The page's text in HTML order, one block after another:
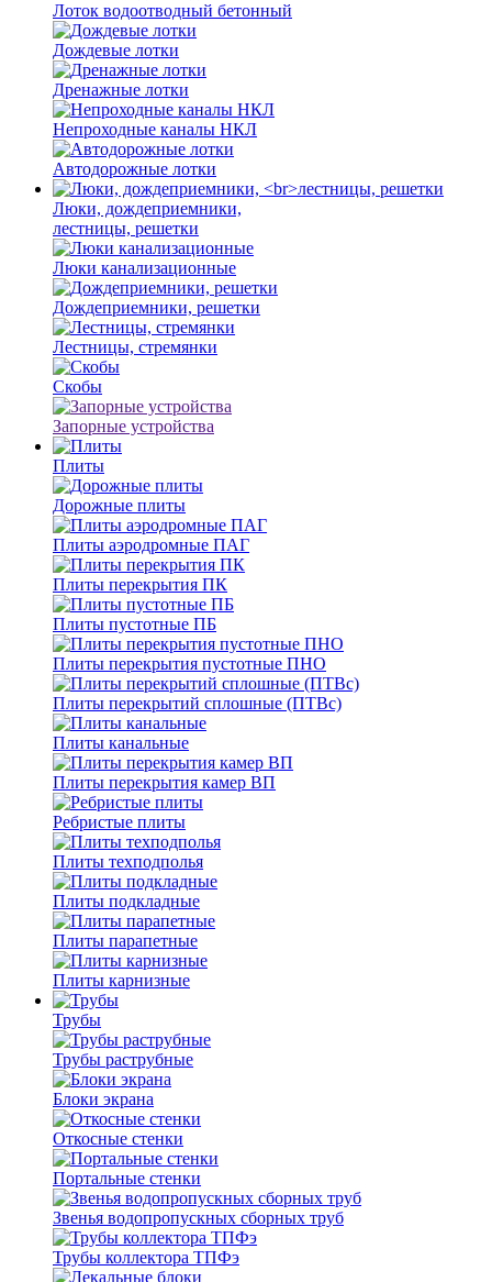
Лоток водоотводный бетонный
Дождевые лотки
Дренажные лотки
Непроходные каналы НКЛ
Автодорожные лотки
Люки, дождеприемники,
лестницы, решетки
Люки канализационные
Дождеприемники, решетки
Лестницы, стремянки
Скобы
Запорные устройства
Плиты
Дорожные плиты
Плиты аэродромные ПАГ
Плиты перекрытия ПК
Плиты пустотные ПБ
Плиты перекрытия пустотные ПНО
Плиты перекрытий сплошные (ПТВс)
Плиты канальные
Плиты перекрытия камер ВП
Ребристые плиты
Плиты техподполья
Плиты подкладные
Плиты парапетные
Плиты карнизные
Трубы
Трубы раструбные
Блоки экрана
Откосные стенки
Портальные стенки
Звенья водопропускных сборных труб
Трубы коллектора ТПФэ